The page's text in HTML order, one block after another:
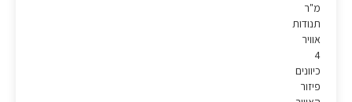
מ"ר
תנודות
אוויר
4
כיוונים
פיזור